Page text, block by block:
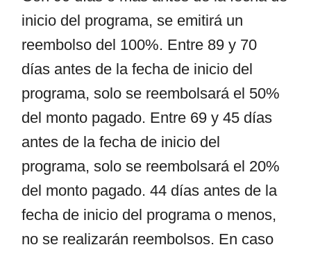
inicio del programa, se emitirá un
reembolso del 100%. Entre 89 y 70
días antes de la fecha de inicio del
programa, solo se reembolsará el 50%
del monto pagado. Entre 69 y 45 días
antes de la fecha de inicio del
programa, solo se reembolsará el 20%
del monto pagado. 44 días antes de la
fecha de inicio del programa o menos,
no se realizarán reembolsos. En caso